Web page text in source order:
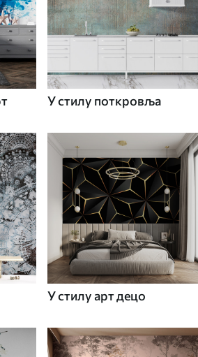
У стилу поткровља
У стилу арт децо